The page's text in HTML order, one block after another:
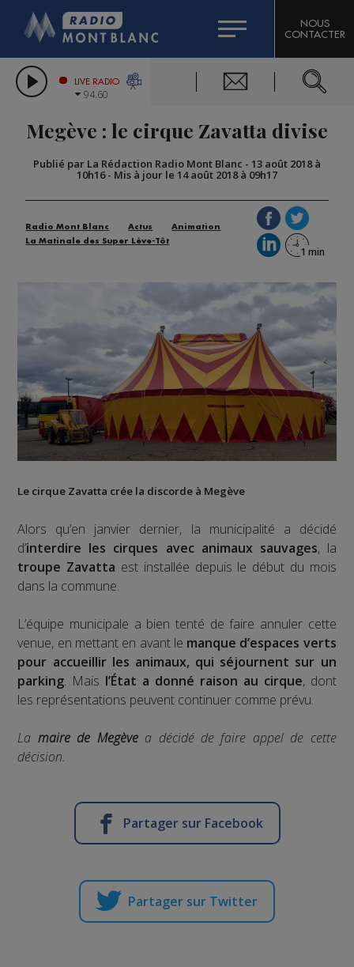
LES CHRONIQUES DE L'EXPERT
CITIZEN MACHINERY
GRAND MASSIF DOMAINES SKIABLES
BIGARD
COMPAGNIE DU MONT-BLANC
NOUS
CONTACTER
LIVE RADIO
94.60
Megève : le cirque Zavatta divise
Publié par La Rédaction Radio Mont Blanc - 13 août 2018 à
10h16- Mis à jour le 14 août 2018 à 09h17
Radio Mont Blanc Actus
Animation
La Matinale des Super Lève-Tôt
Le cirque Zavatta crée la discorde à Megève
Alors qu’en janvier dernier, la municipalité a décidé
d’interdire les cirques avec animaux sauvages, la
troupe Zavatta est installée depuis le début du mois
dans la commune.
L’équipe municipale a bien tenté de faire annuler cette
venue, en mettant en avant le manque d’espaces verts
pour accueillir les animaux, qui séjournent sur un
parking. Mais l’État a donné raison au cirque, dont
les représentations peuvent continuer comme prévu.
La maire de Megèvea décidé de faire appel de cette
décision.
Partager sur Facebook
Partager sur Twitter